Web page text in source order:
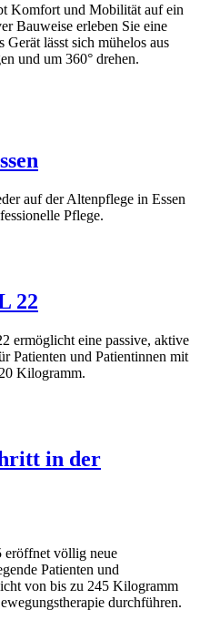
Komfort und Mobilität auf ein
Bauweise erleben Sie eine
lässt sich mühelos aus
und um 360° drehen.
auf der Altenpflege in Essen
Pflege.
22
ermöglicht eine passive, aktive
Patienten und Patientinnen mit
Kilogramm.
in der
völlig neue
Patienten und
von bis zu 245 Kilogramm
durchführen.